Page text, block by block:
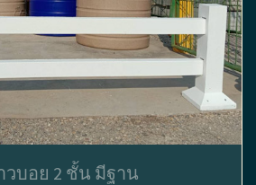
วบอย 2 ชั้น มีฐาน